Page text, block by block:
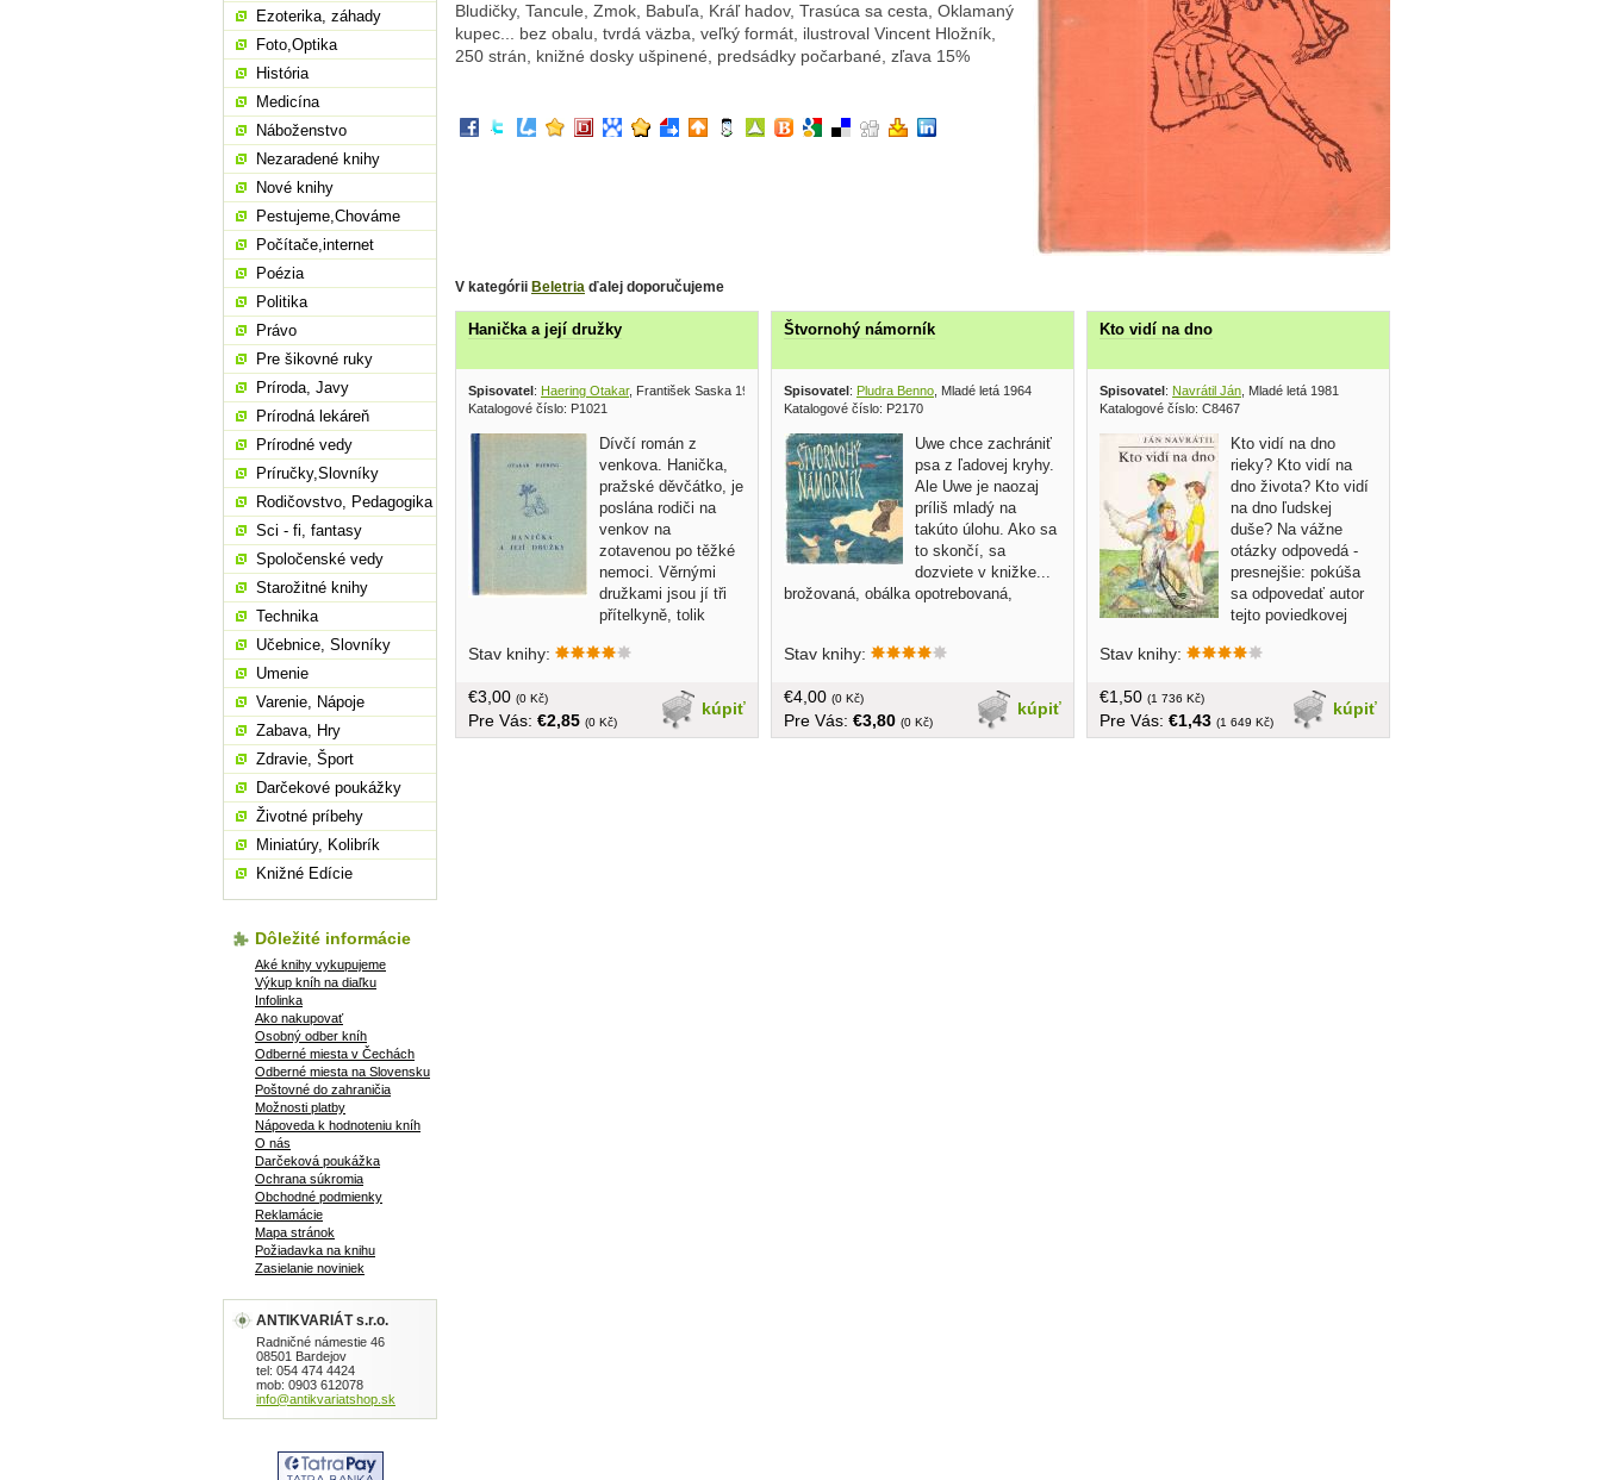
Bludičky, Tancule, Zmok, Babuľa, Kráľ hadov, Trasúca sa cesta, Oklamaný
kupec... bez obalu, tvrdá väzba, veľký formát, ilustroval Vincent Hložník,
250 strán, knižné dosky ušpinené, predsádky počarbané, zľava 15%
V kategórii Beletria ďalej doporučujeme
Hanička a její družky
Spisovatel: Haering Otakar, František Saska 1946
Katalogové číslo: P1021
Dívčí román z
venkova. Hanička,
pražské děvčátko, je
poslána rodiči na
venkov na
zotavenou po těžké
nemoci. Věrnými
družkami jsou jí tři
přítelkyně, tolik
uběhne jí jako sen v zábavách a
zpět do Prahy. Co vše tam prožila? To
už je obsahem této knihy. Každý si zde
jistě najde příhodu, kterou i sám prožil,
Stav knihy:
kúpiť
€3,00 (0 Kč)
Pre Vás: €2,85 (0 Kč)
Štvornohý námorník
Spisovatel: Pludra Benno , Mladé letá 1964
Katalogové číslo: P2170
Uwe chce zachrániť
psa z ľadovej kryhy.
Ale Uwe je naozaj
príliš mladý na
takúto úlohu. Ako sa
to skončí, sa
dozviete v knižke...
brožovaná, obálka opotrebovaná,
Stav knihy:
kúpiť
€4,00 (0 Kč)
Pre Vás: €3,80 (0 Kč)
Kto vidí na dno
Spisovatel: Navrátil Ján , Mladé letá 1981
Katalogové číslo: C8467
Kto vidí na dno
rieky? Kto vidí na
dno života? Kto vidí
na dno ľudskej
duše? Na vážne
otázky odpovedá -
presnejšie: pokúša
sa odpovedať autor
tejto poviedkovej
väzba, 125 strán, pre čitateľov od 13
Stav knihy:
kúpiť
€1,50 (1 736 Kč)
Pre Vás: €1,43 (1 649 Kč)
Ezoterika, záhady
Foto,Optika
História
Medicína
Náboženstvo
Nezaradené knihy
Nové knihy
Pestujeme,Chováme
Počítače,internet
Poézia
Politika
Právo
Pre šikovné ruky
Príroda, Javy
Prírodná lekáreň
Prírodné vedy
Príručky,Slovníky
Rodičovstvo, Pedagogika
Sci - fi, fantasy
Spoločenské vedy
Starožitné knihy
Technika
Učebnice, Slovníky
Umenie
Varenie, Nápoje
Zabava, Hry
Zdravie, Šport
Darčekové poukážky
Životné príbehy
Miniatúry, Kolibrík
Knižné Edície
Dôležité informácie
Aké knihy vykupujeme
Výkup kníh na diaľku
Infolinka
Ako nakupovať
Osobný odber kníh
Odberné miesta v Čechách
Odberné miesta na Slovensku
Poštovné do zahraničia
Možnosti platby
Nápoveda k hodnoteniu kníh
O nás
Darčeková poukážka
Ochrana súkromia
Obchodné podmienky
Reklamácie
Mapa stránok
Požiadavka na knihu
Zasielanie noviniek
ANTIKVARIÁT s.r.o.
Radničné námestie 46
08501 Bardejov
tel: 054 474 4424
mob: 0903 612078
info@antikvariatshop.sk